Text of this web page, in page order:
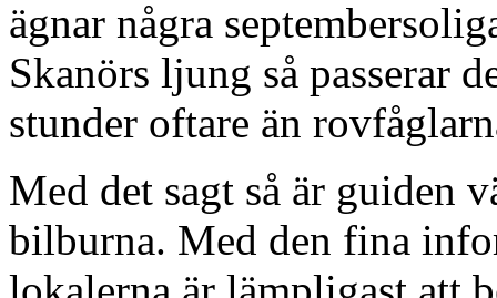
ägnar några
Skanörs ljung så passerar
stunder oftare än
Med det sagt så är guiden
bilburna. Med den fina